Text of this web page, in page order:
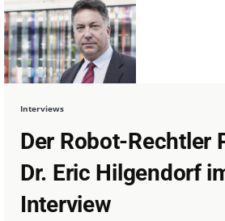
Interviews
Der Robot-Rechtler
Dr. Eric Hilgendorf
Interview